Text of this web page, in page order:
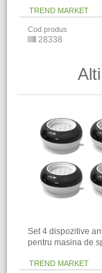
TREND MARKET
Cod produs
28338
Set 4 dispozitive
pentru masina de
TREND MARKET